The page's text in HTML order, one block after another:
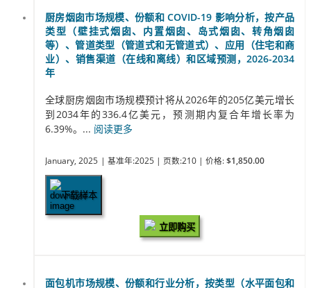
厨房烟囱市场规模、份额和 COVID-19 影响分析，按产品
类型（壁挂式烟囱、内置烟囱、岛式烟囱、转角烟囱
等）、管道类型（管道式和无管道式）、应用（住宅和商
业）、销售渠道（在线和离线）和区域预测，2026-2034
年
全球厨房烟囱市场规模预计将从2026年的205亿美元增长
到2034年的336.4亿美元，预测期内复合年增长率为
6.39%。... 阅读更多
January, 2025 | 基准年:2025 | 页数:210 | 价格: $1,850.00
下载样本
立即购买
面包机市场规模、份额和行业分析，按类型（水平面包和